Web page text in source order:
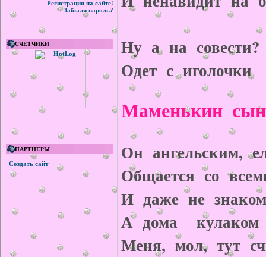
Регистрация на сайте!
Забыли пароль?
СЧЕТЧИКИ
ПАРТНЕРЫ
Создать сайт
Ну а на
Одет с
Маменькин
Он ангельским,
Общается со
И даже не
А дома кулаком
Меня, мол, тут